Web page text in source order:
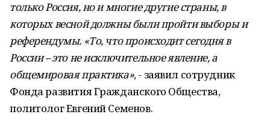
только Россия, но и многие другие страны, в
которых весной должны были пройти выборы и
референдумы. «То, что происходит сегодня в
России – это не исключительное явление, а
общемировая практика», - заявил сотрудник
Фонда развития Гражданского Общества,
политолог Евгений Семенов.